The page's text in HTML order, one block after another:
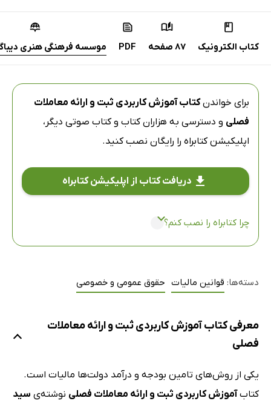
کتاب الکترونیک 87 صفحه PDF موسسه فرهنگی هنری
برای خواندنکتاب آموزش کاربردی ثبت و ارائه معاملات
فصلی و دسترسی به هزاران کتاب و کتاب صوتی دیگر،
اپلیکیشن کتابراه را رایگان نصب کنید.
دریافت کتاب از اپلیکیشن کتابراه
چرا کتابراه را نصب کنم؟
دسته‌ها: قوانین مالیات حقوق عمومی و خصوصی
معرفی کتاب آموزش کاربردی ثبت و ارائه معاملات
فصلی
یکی از روش‌های تامین بودجه و درآمد دولت‌ها مالیات است.
کتابآموزش کاربردی ثبت و ارائه معاملات فصلی نوشته‌ی سید